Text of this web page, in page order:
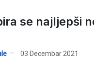
se najljepši
03 Decembar 2021